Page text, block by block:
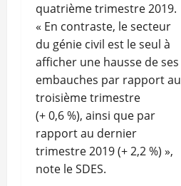
quatrième trimestre 2019.
« En contraste, le secteur
du génie civil est le seul à
afficher une hausse de ses
embauches par rapport au
troisième trimestre
(+ 0,6 %), ainsi que par
rapport au dernier
trimestre 2019 (+ 2,2 %) »,
note le SDES.